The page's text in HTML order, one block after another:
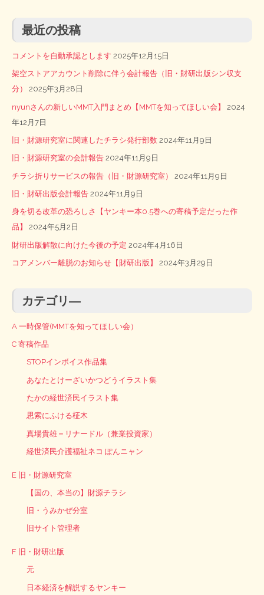
最近の投稿
コメントを自動承認とします 2025年12月15日
架空ストアアカウント削除に伴う会計報告（旧・財研出版シン収支
分）
2025年3月28日
nyunさんの新しいMMT入門まとめ【MMTを知ってほしい会】
2024
年12月7日
旧・財源研究室に関連したチラシ発行部数 2024年11月9日
旧・財源研究室の会計報告 2024年11月9日
チラシ折りサービスの報告（旧・財源研究室） 2024年11月9日
旧・財研出版会計報告 2024年11月9日
身を切る改革の恐ろしさ【ヤンキー本0.5巻への寄稿予定だった作
品】
2024年5月2日
財研出版解散に向けた今後の予定 2024年4月16日
コアメンバー離脱のお知らせ【財研出版】 2024年3月29日
カテゴリ―
A 一時保管(MMTを知ってほしい会）
C 寄稿作品
STOPインボイス作品集
あなたとけーざいかつどうイラスト集
たかの経世済民イラスト集
思索にふける柾木
真場貴雄＝リナードル（兼業投資家）
経世済民介護福祉ネコ ぽんニャン
E 旧・財源研究室
【国の、本当の】財源チラシ
旧・うみかぜ分室
旧サイト管理者
F 旧・財研出版
元
日本経済を解説するヤンキー